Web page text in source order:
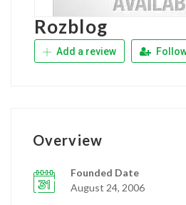
Rozblog
Add a review
Overview
Founded Date
August 24, 2006